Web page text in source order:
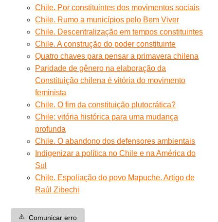
Chile. Por constituintes dos movimentos sociais
Chile. Rumo a municípios pelo Bem Viver
Chile. Descentralização em tempos constituintes
Chile. A construção do poder constituinte
Quatro chaves para pensar a primavera chilena
Paridade de gênero na elaboração da
Constituição chilena é vitória do movimento
feminista
Chile. O fim da constituição plutocrática?
Chile: vitória histórica para uma mudança
profunda
Chile. O abandono dos defensores ambientais
Indigenizar a política no Chile e na América do
Sul
Chile. Espoliação do povo Mapuche. Artigo de
Raúl Zibechi
⚠️ Comunicar erro